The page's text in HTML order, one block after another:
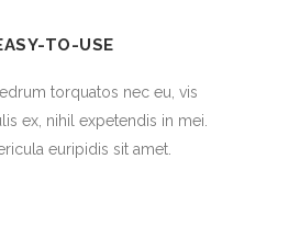
TO-USE
torquatos nec eu, vis
ex, nihil expetendis in mei.
euripidis sit amet.